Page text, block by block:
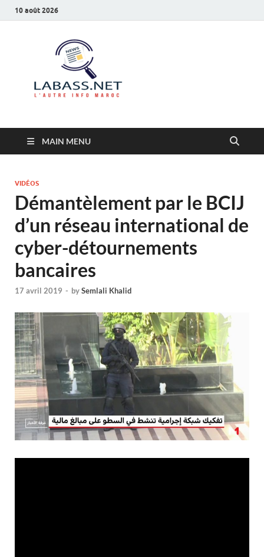
10 août 2026
MAIN MENU
VIDÉOS
Démantèlement par le BCIJ
d’un réseau international de
cyber-détournements
bancaires
17 avril 2019 - bySemlali Khalid